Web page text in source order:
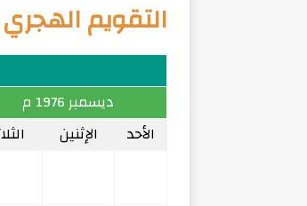
التقويم الهجري
ديسمبر 1976 م
الأحد
الإثنين